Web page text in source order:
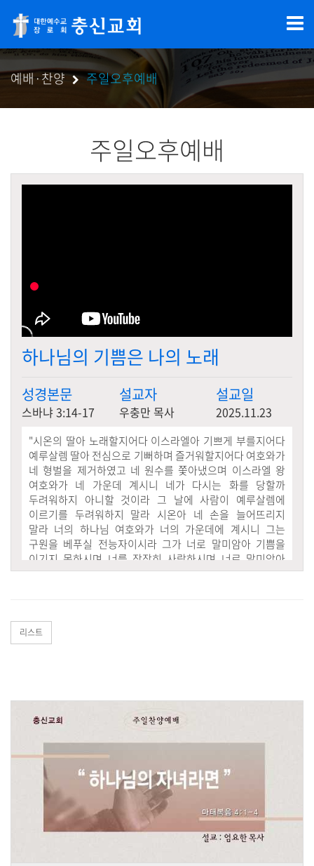
예배·찬양 주일오후예배
주일오후예배
하나님의 기쁨은 나의 노래
성경본문
스바냐 3:14-17
설교자
우충만 목사
설교일
2025.11.23
"시온의 딸아 노래할지어다 이스라엘아 기쁘게 부를지어다
예루살렘 딸아 전심으로 기뻐하며 즐거워할지어다 여호와가
네 형벌을 제거하였고 네 원수를 쫓아냈으며 이스라엘 왕
여호와가 네 가운데 계시니 네가 다시는 화를 당할까
두려워하지 아니할 것이라 그 날에 사람이 예루살렘에
이르기를 두려워하지 말라 시온아 네 손을 늘어뜨리지
말라 너의 하나님 여호와가 너의 가운데에 계시니 그는
구원을 베푸실 전능자이시라 그가 너로 말미암아 기쁨을
이기지 못하시며 너를 잠잠히 사랑하시며 너로 말미암아
즐거이 부르며 기뻐하시리라 하리라"
리스트